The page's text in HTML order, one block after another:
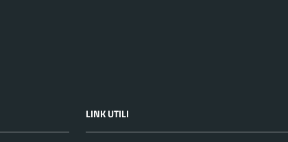
LINK UTILI